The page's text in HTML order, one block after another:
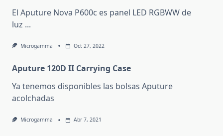
El Aputure Nova P600c es panel LED RGBWW de
luz ...
Microgamma Oct 27, 2022
Aputure 120D II Carrying Case
Ya tenemos disponibles las bolsas Aputure
acolchadas
Microgamma Abr 7, 2021